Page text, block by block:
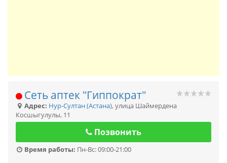
Сеть аптек "Гиппократ"
Адрес: Нур-Султан (Астана),улица Шаймердена
Косшыгулулы, 11
Позвонить
Время работы: Пн-Вс: 09:00-21:00